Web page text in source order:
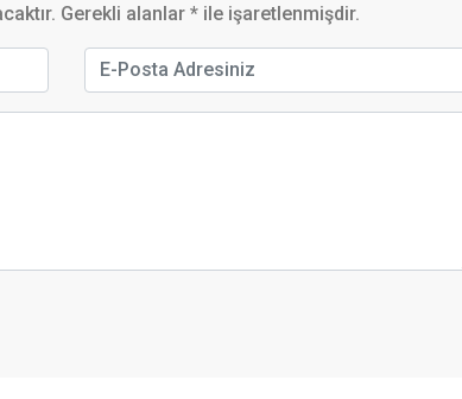
Gerekli alanlar * ile işaretlenmişdir.